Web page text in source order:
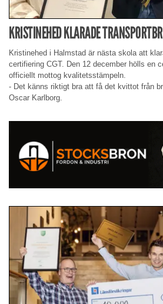
KRISTINEHED KLARADE
Kristinehed i Halmstad är nästa skola att
certifiering CGT. Den 12 december hölls en
officiellt mottog kvalitetsstämpeln.
- Det känns riktigt bra att få det kvittot från
Oscar Karlborg.